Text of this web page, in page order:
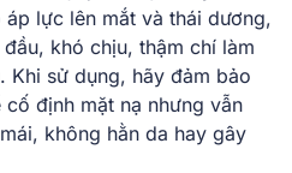
lực lên mắt và thái dương,
khó chịu, thậm chí làm
Khi sử dụng, hãy đảm bảo
định mặt nạ nhưng vẫn
không hằn da hay gây